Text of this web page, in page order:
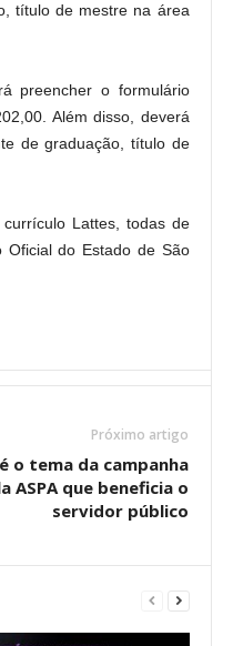
título de mestre na área
preencher o formulário
Além disso, deverá
de graduação, título de
Lattes, todas de
Oficial do Estado de São
Próximo artigo
o tema da campanha
ASPA que beneficia o
servidor público